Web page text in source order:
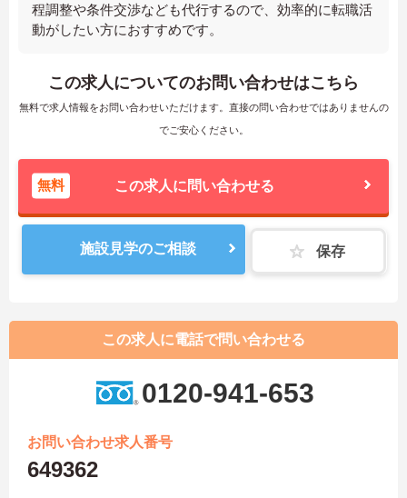
程調整や条件交渉なども代行するので、効率的に転職活
動がしたい方におすすめです。
この求人についてのお問い合わせはこちら
無料で求人情報をお問い合わせいただけます。直接の問い合わせではありませんの
でご安心ください。
無料 この求人に問い合わせる
施設見学のご相談 保存
この求人に電話で問い合わせる
0120-941-653
お問い合わせ求人番号
649362